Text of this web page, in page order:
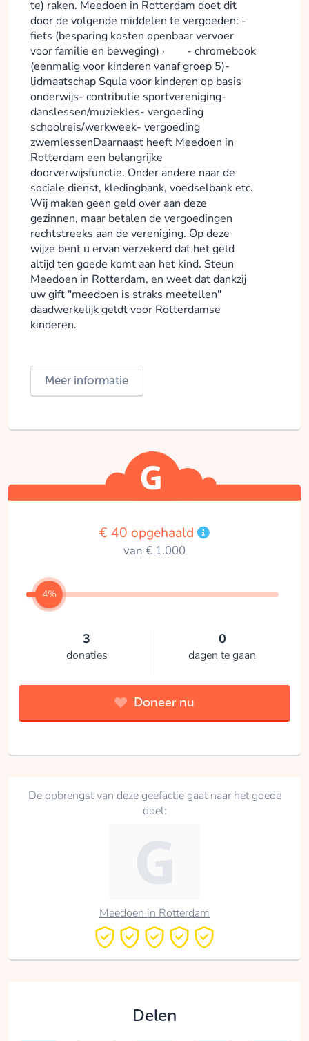
te) raken. Meedoen in Rotterdam doet dit
door de volgende middelen te vergoeden: -
fiets (besparing kosten openbaar vervoer
voor familie en beweging) · - chromebook
(eenmalig voor kinderen vanaf groep 5)-
lidmaatschap Squla voor kinderen op basis
onderwijs- contributie sportvereniging-
danslessen/muziekles- vergoeding
schoolreis/werkweek- vergoeding
zwemlessenDaarnaast heeft Meedoen in
Rotterdam een belangrijke
doorverwijsfunctie. Onder andere naar de
sociale dienst, kledingbank, voedselbank etc.
Wij maken geen geld over aan deze
gezinnen, maar betalen de vergoedingen
rechtstreeks aan de vereniging. Op deze
wijze bent u ervan verzekerd dat het geld
altijd ten goede komt aan het kind. Steun
Meedoen in Rotterdam, en weet dat dankzij
uw gift "meedoen is straks meetellen"
daadwerkelijk geldt voor Rotterdamse
kinderen.
Meer informatie
€ 40 opgehaald
van € 1.000
4%
3
donaties
0
dagen te gaan
Doneer nu
De opbrengst van deze geefactie gaat naar het goede
doel:
Meedoen in Rotterdam
Delen